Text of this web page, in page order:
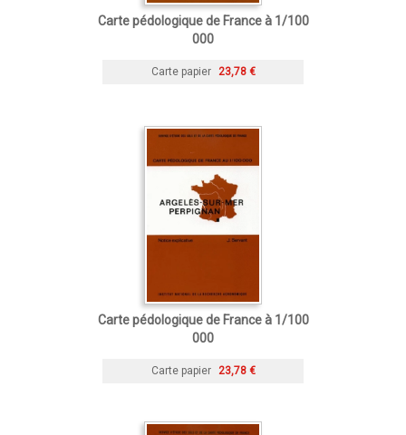
Carte pédologique de France à 1/100
000
Carte papier 23,78 €
Carte pédologique de France à 1/100
000
Carte papier 23,78 €